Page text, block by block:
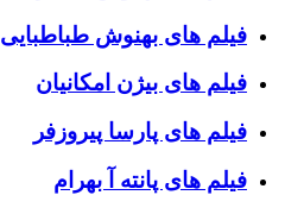
فیلم های بهنوش طباطبایی
فیلم های بیژن امکانیان
فیلم های پارسا پیروزفر
فیلم های پانته آ بهرام